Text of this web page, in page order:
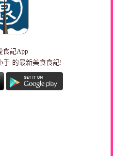
食記App
手 的最新美食食記!